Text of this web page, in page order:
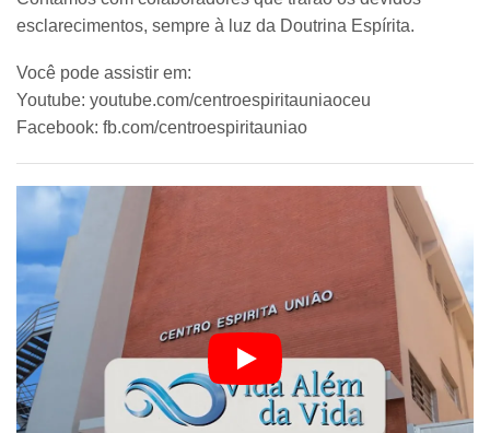
esclarecimentos, sempre à luz da Doutrina Espírita.
Você pode assistir em:
Youtube: youtube.com/centroespiritauniaoceu
Facebook: fb.com/centroespiritauniao